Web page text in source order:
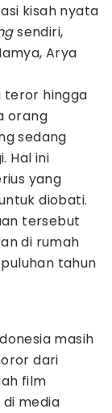
kisah nyata
sendiri,
Arya
hingga
orang
sedang
Hal ini
yang
diobati.
tersebut
di rumah
tahun
masih
dari
film
media